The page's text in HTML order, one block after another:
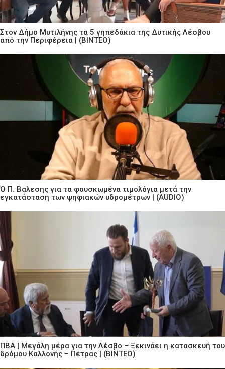
Στον Δήμο Μυτιλήνης τα 5 γηπεδάκια της Δυτικής Λέσβου
από την Περιφέρεια | (ΒΙΝΤΕΟ)
Ο Π. Βαλεσης για τα φουσκωμένα τιμολόγια μετά την
εγκατάσταση των ψηφιακών υδρομέτρων | (AUDIO)
ΠΒΑ | Μεγάλη μέρα για την Λέσβο – Ξεκινάει η κατασκευή του
δρόμου Καλλονής – Πέτρας | (ΒΙΝΤΕΟ)